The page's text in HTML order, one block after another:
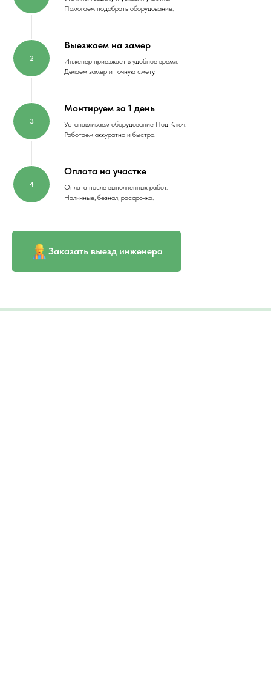
Помогаем подобрать оборудование.
Выезжаем на замер
Инженер приезжает в удобное время.
Делаем замер и точную смету.
Монтируем за 1 день
Устанавливаем оборудование Под Ключ.
Работаем аккуратно и быстро.
Оплата на участке
Оплата после выполненных работ.
Наличные, безнал, рассрочка.
Заказать выезд инженера